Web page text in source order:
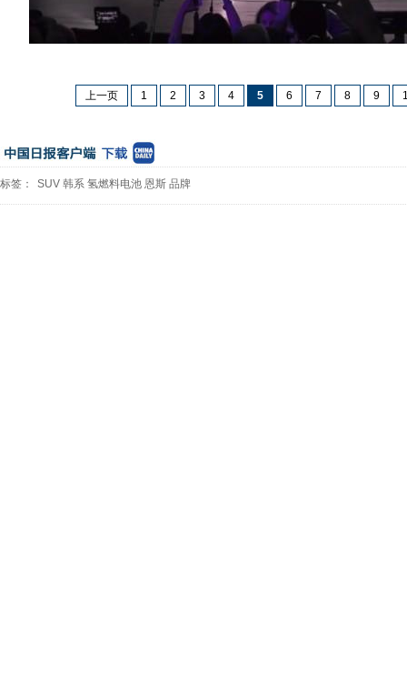
上一页 1 2 3 4 5 6 7 8 9
标签： SUV 韩系 氢燃料电池 恩斯 品牌